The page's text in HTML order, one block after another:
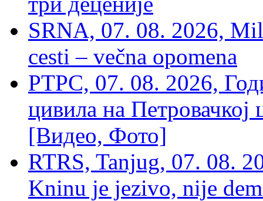
SRNA, 07. 08. 2026,
cesti – večna opomena
РТРС, 07. 08. 2026,
цивила на Петровачкој
[Видео, Фото]
RTRS, Tanjug, 07. 08.
Kninu je jezivo, nije